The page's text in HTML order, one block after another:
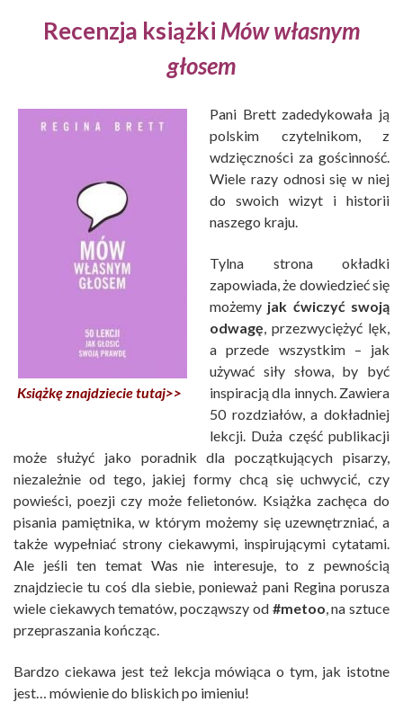
Recenzja książki Mów własnym
głosem
Książkę znajdziecie tutaj>>
Pani Brett zadedykowała ją
polskim czytelnikom, z
wdzięczności za gościnność.
Wiele razy odnosi się w niej
do swoich wizyt i historii
naszego kraju.
Tylna strona okładki
zapowiada, że dowiedzieć się
możemy jak ćwiczyć swoją
odwagę , przezwyciężyć lęk,
a przede wszystkim – jak
używać siły słowa, by być
inspiracją dla innych. Zawiera
50 rozdziałów, a dokładniej
lekcji. Duża część publikacji
może służyć jako poradnik dla początkujących pisarzy,
niezależnie od tego, jakiej formy chcą się uchwycić, czy
powieści, poezji czy może felietonów. Książka zachęca do
pisania pamiętnika, w którym możemy się uzewnętrzniać, a
także wypełniać strony ciekawymi, inspirującymi cytatami.
Ale jeśli ten temat Was nie interesuje, to z pewnością
znajdziecie tu coś dla siebie, ponieważ pani Regina porusza
wiele ciekawych tematów, począwszy od #metoo , na sztuce
przepraszania kończąc.
Bardzo ciekawa jest też lekcja mówiąca o tym, jak istotne
jest… mówienie do bliskich po imieniu!